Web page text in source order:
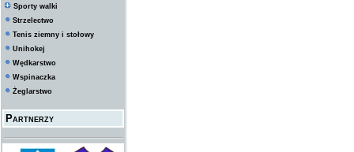
Sporty walki
Strzelectwo
Tenis ziemny i stołowy
Unihokej
Wędkarstwo
Wspinaczka
Żeglarstwo
Partnerzy